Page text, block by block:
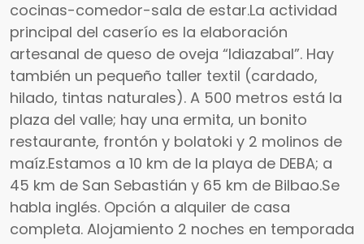
cocinas-comedor-sala de estar.La actividad
principal del caserío es la elaboración
artesanal de queso de oveja “Idiazabal”. Hay
también un pequeño taller textil (cardado,
hilado, tintas naturales). A 500 metros está la
plaza del valle; hay una ermita, un bonito
restaurante, frontón y bolatoki y 2 molinos de
maíz.Estamos a 10 km de la playa de DEBA; a
45 km de San Sebastián y 65 km de Bilbao.Se
habla inglés. Opción a alquiler de casa
completa. Alojamiento 2 noches en temporada